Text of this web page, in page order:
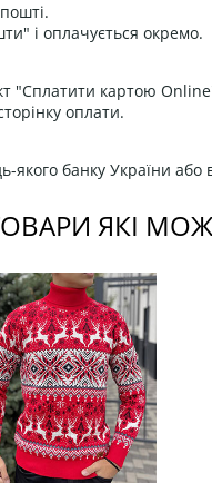
і оплачується окремо.
"Сплатити картою
оплати.
банку України або
ЯКІ